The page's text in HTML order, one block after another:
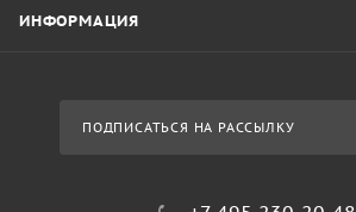
ИНФОРМАЦИЯ
ПОДПИСАТЬСЯ НА РАССЫЛКУ